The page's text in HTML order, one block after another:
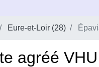
Eure-et-Loir (28)
agréé